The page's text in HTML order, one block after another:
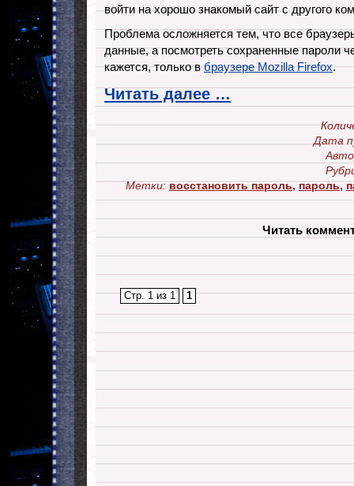
войти на хорошо знакомый сайт с другого
Проблема осложняется тем, что все
данные, а посмотреть сохраненные пароли
кажется, только вбраузере Mozilla Firefox.
Читать далее …
Дата
Метки: восстановить пароль, пароль,
Читать
Стр. 1 из 1 1